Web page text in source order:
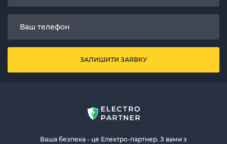
ЗАЛИШИТИ ЗАЯВКУ
Ваша безпека - це Електро-партнер. З вами з